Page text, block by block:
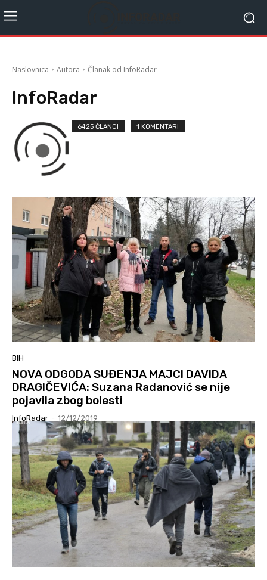
Naslovnica Autora Članak od InfoRadar
InfoRadar
6425 ČLANCI 1 KOMENTARI
BIH
NOVA ODGODA SUĐENJA MAJCI DAVIDA
DRAGIČEVIĆA: Suzana Radanović se nije
pojavila zbog bolesti
InfoRadar - 12/12/2019